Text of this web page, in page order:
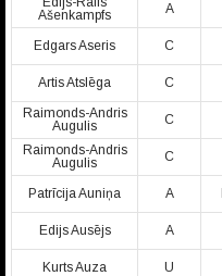
Ašenkampfs
A
Edgars Aseris C
Artis Atslēga C
Raimonds-Andris
Augulis
C
Raimonds-Andris
Augulis
C
Patrīcija Auniņa A
Edijs Ausējs A
Kurts Auza U